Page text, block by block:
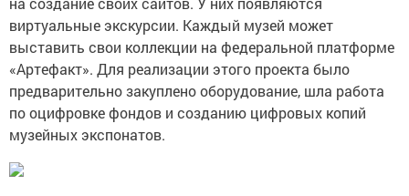
виртуальные экскурсии. Каждый музей может
выставить свои коллекции на федеральной платформе
«Артефакт». Для реализации этого проекта было
предварительно закуплено оборудование, шла работа
по оцифровке фондов и созданию цифровых копий
музейных экспонатов.